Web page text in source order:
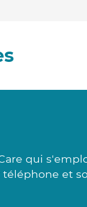
qui
téléphone et